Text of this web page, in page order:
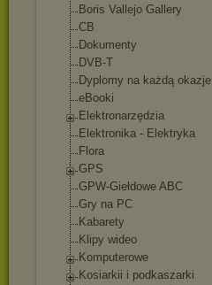
Boris Vallejo Gallery
CB
Dokumenty
DVB-T
Dyplomy na każdą okazje
eBooki
Elektronarzędzia
Elektronika - Elektryka
Flora
GPS
GPW-Giełdowe ABC
Gry na PC
Kabarety
Klipy wideo
Komputerowe
Kosiarkii i podkaszarki